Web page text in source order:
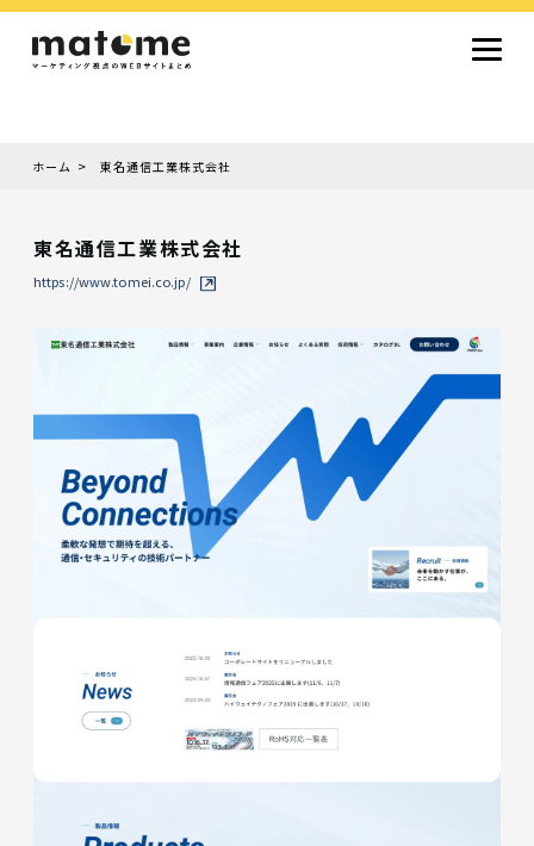
採用サイト
コーポレートサイト
オウンドメディア
ランディングページ
サービスサイト
Design
シンプルデザイン
クール・モダン
ナチュラル・温もり系
和風・ジャパニーズ
雑誌風・エディトリアル
イラスト
ミニマルデザイン
タイポグラフィ重視
グラデーション
高級感・ラグジュアリー
グリッドデザイン
フラットデザイン
モーション・アニメーション
テクスチャ・素材感
シングルページ
色から探す
カラフル・多色
シルバー・銀色
ゴールド・金色
パープル・紫色
ブラウン・茶色
グリーン・緑色
ブルー・青色
イエロー・黄色
オレンジ・橙色
レッド・赤色
ピンク・桃色
グレー・灰色
ブラック・黒色
ホワイト・白色
ライトブルー・水色
ネイビー・紺色
Service
業種・職種から探す
ファッション・トレンド
デザイン・ブランディング
働き方・組織文化・価値観
生活・趣味
NPO・自治体・行政
銀行・金融・フィンテック
健康・フィットネス
車・バイク・乗り物
建築・不動産・空間デザイン
転職・求人
文化・伝統・アート
クリエイティブ・マーケティング
ペット・動物
美容・エステ
教育・子育て・スクール
レストラン・飲食・ウェディング
旅行・観光・ホテル・旅館
医療・介護・ヘルスケア
音楽・映像・エンタメ
IT・ツール・アプリ
農業・畜産・食品
製造・素材・化学
コンサルティング・投資
土木・建設・インフラ整備
デジタルマーケティング・広告
化粧品・美容製品
人材紹介・派遣
法律・会計・士業
製薬・バイオテクノロジー
ホーム 東名通信工業株式会社
東名通信工業株式会社
https://www.tomei.co.jp/